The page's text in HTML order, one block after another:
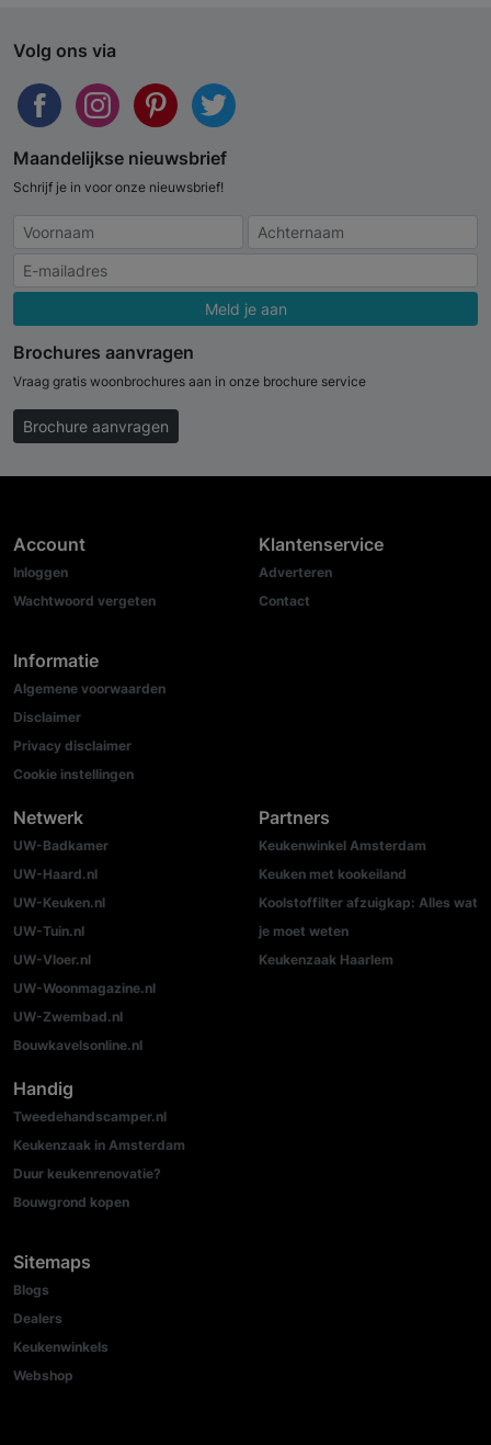
Volg ons via
Maandelijkse nieuwsbrief
Schrijf je in voor onze nieuwsbrief!
Meld je aan
Brochures aanvragen
Vraag gratis woonbrochures aan in onze brochure service
Brochure aanvragen
Account
Inloggen
Wachtwoord vergeten
Informatie
Algemene voorwaarden
Disclaimer
Privacy disclaimer
Cookie instellingen
Klantenservice
Adverteren
Contact
Netwerk
UW-Badkamer
UW-Haard.nl
UW-Keuken.nl
UW-Tuin.nl
UW-Vloer.nl
UW-Woonmagazine.nl
UW-Zwembad.nl
Bouwkavelsonline.nl
Partners
Keukenwinkel Amsterdam
Keuken met kookeiland
Koolstoffilter afzuigkap: Alles wat
je moet weten
Keukenzaak Haarlem
Handig
Tweedehandscamper.nl
Keukenzaak in Amsterdam
Duur keukenrenovatie?
Bouwgrond kopen
Sitemaps
Blogs
Dealers
Keukenwinkels
Webshop